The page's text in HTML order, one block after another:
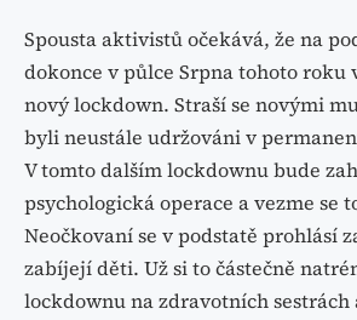
Spousta aktivistů očekává, že na
dokonce v půlce Srpna tohoto
nový lockdown. Straší se novými
byli neustále udržováni v
V tomto dalším lockdownu bude
psychologická operace a vezme se
Neočkovaní se v podstatě prohlásí
zabíjejí děti. Už si to částečně
lockdownu na zdravotních sestrách